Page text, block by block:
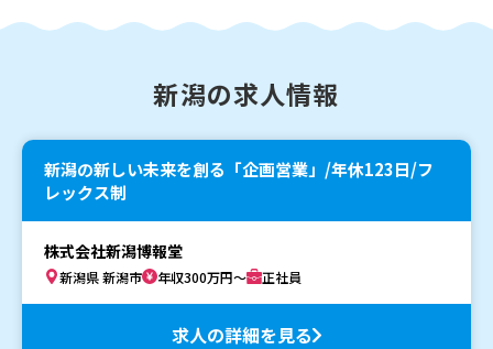
新潟の求人情報
新潟の新しい未来を創る「企画営業」/年休123日/フ
レックス制
株式会社新潟博報堂
新潟県 新潟市 年収300万円～ 正社員
求人の詳細を見る